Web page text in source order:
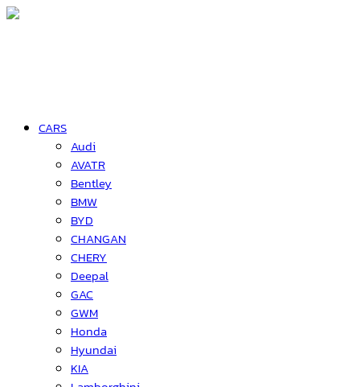
CARS
Audi
AVATR
Bentley
BMW
BYD
CHANGAN
CHERY
Deepal
GAC
GWM
Honda
Hyundai
KIA